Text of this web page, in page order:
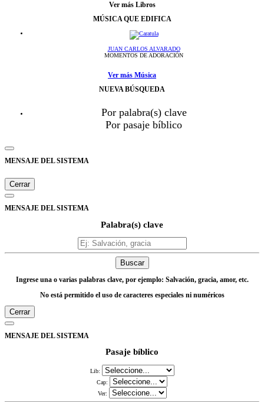
Ver más Libros
MÚSICA QUE EDIFICA
JUAN CARLOS ALVARADO
MOMENTOS DE ADORACIÓN
Ver más Música
NUEVA BÚSQUEDA
Por palabra(s) clave
Por pasaje bíblico
MENSAJE DEL SISTEMA
Cerrar
MENSAJE DEL SISTEMA
Palabra(s) clave
Buscar
Ingrese una o varias palabras clave, por ejemplo: Salvación, gracia, amor, etc.
No está permitido el uso de caracteres especiales ni numéricos
Cerrar
MENSAJE DEL SISTEMA
Pasaje bíblico
Lib:
Cap:
Ver: